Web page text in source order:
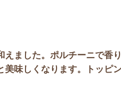
ました。ポルチーニで香
味しくなります。トッピ